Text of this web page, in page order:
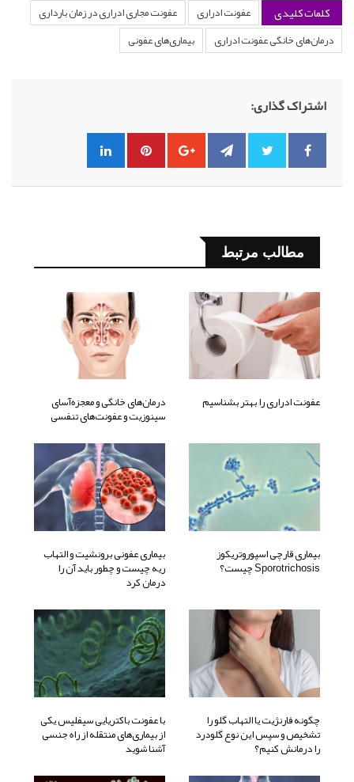
کلمات کلیدی عفونت ادراری
عفونت مجاری ادراری در زمان بارداری
درمان‌های خانگی عفونت ادراری
بیماری‌های عفونی
اشتراک گذاری:
مطالب مرتبط
عفونت ادراری را بهتر بشناسیم درمان‌های خانگی و معجزه‌آسای
سینوزیت و عفونت‌های تنفسی
بیماری قارچی اسپوروتریکوز
Sporotrichosis چیست؟
بیماری عفونی برونشیت و التهاب
ریه چیست و چطور باید آن را
درمان کرد
چگونه فارنژیت یا التهاب گلو را
تشخیص و سپس این نوع گلودرد
را درمانش کنیم؟
با عفونت باکتریایی سیفلیس یکی
از بیماری‌های منتقله از راه جنسی
آشنا شوید